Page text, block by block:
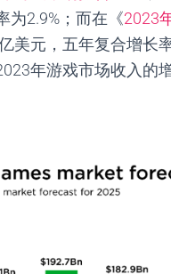
为2.9% ；而在《2023
美元，五年复合增长
年游戏市场收入的